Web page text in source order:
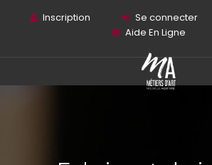
Inscription Se connecter
Aide En Ligne